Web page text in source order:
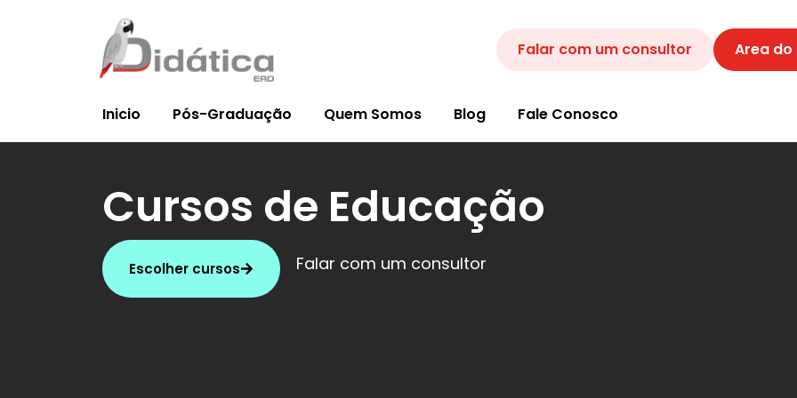
Falar com um consultor Area do
Inicio Pós-Graduação Quem Somos Blog Fale Conosco
Cursos de Educação
Escolher cursos Falar com um consultor